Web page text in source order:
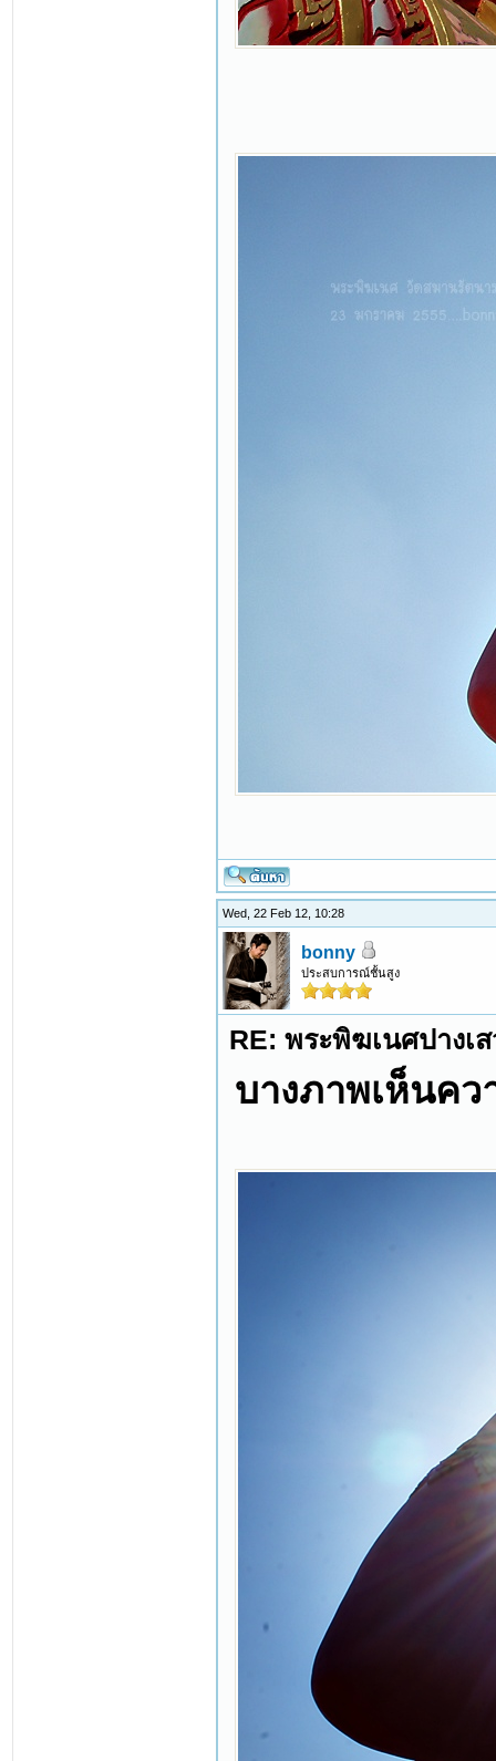
Wed, 22 Feb 12, 10:28
bonny
ประสบการณ์ชั้นสูง
RE: พระพิฆเนศปางเ
บางภาพเห็นคว